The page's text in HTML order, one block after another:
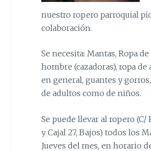
nuestro ropero parroquial
colaboración.
Se necesita: Mantas, Ropa de
hombre (cazadoras), ropa de
en general, guantes y
de adultos como de niños.
Se puede llevar al ropero (C/
y Cajal 27, Bajos) todos los
Jueves del mes, en horario